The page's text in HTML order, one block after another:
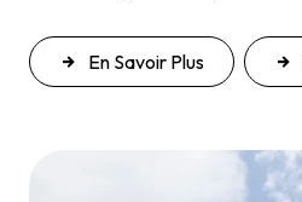
En Savoir Plus